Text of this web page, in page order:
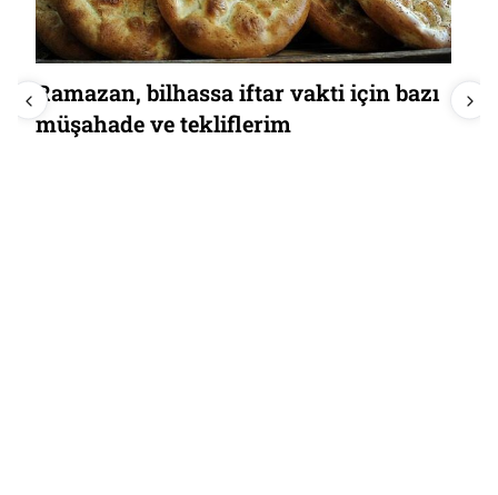
Ramazan, bilhassa iftar vakti için bazı
müşahade ve tekliflerim